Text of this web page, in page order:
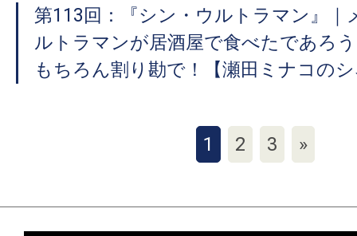
第113回：『シン・ウルトラマン』｜
ルトラマンが居酒屋で食べたであろ
もちろん割り勘で！【瀬田ミナコの
1 2 3 »